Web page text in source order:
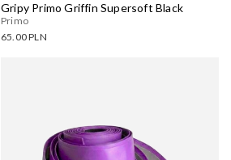
Gripy Primo Griffin Supersoft Black
Primo
65.00 PLN